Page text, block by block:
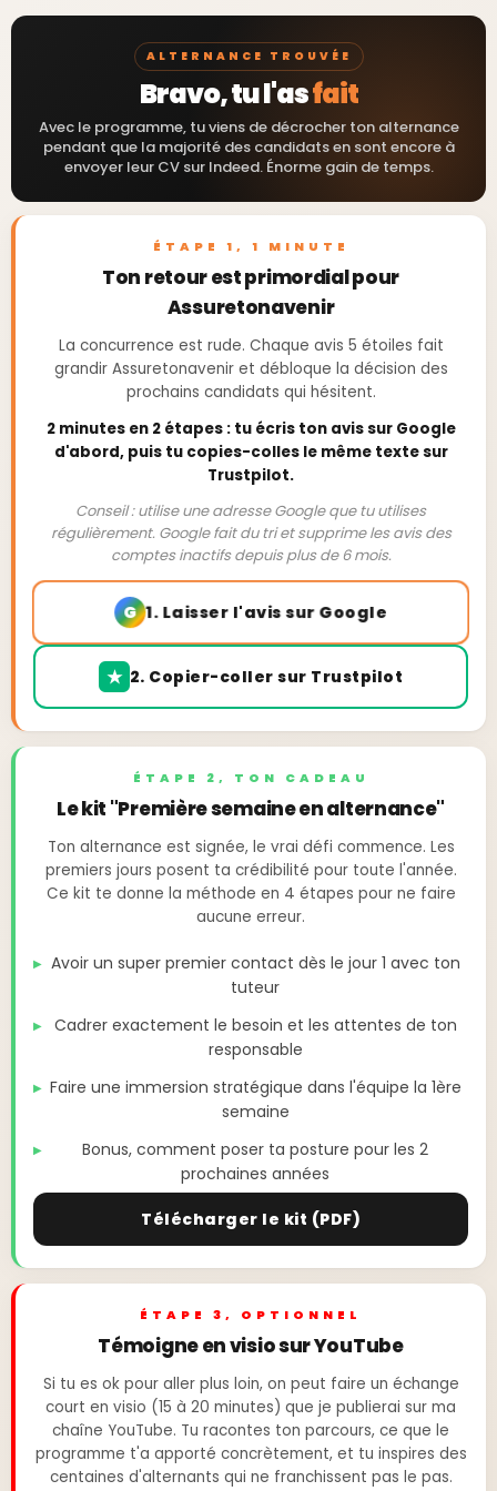
ALTERNANCE TROUVÉE
Bravo, tu l'asfait
Avec le programme, tu viens de décrocher ton alternance
pendant que la majorité des candidats en sont encore à
envoyer leur CV sur Indeed. Énorme gain de temps.
ÉTAPE 1, 1 MINUTE
Ton retour est primordial pour
Assuretonavenir
La concurrence est rude. Chaque avis 5 étoiles fait
grandir Assuretonavenir et débloque la décision des
prochains candidats qui hésitent.
2 minutes en 2 étapes : tu écris ton avis sur Google
d'abord, puis tu copies-colles le même texte sur
Trustpilot.
Conseil : utilise une adresse Google que tu utilises
régulièrement. Google fait du tri et supprime les avis des
comptes inactifs depuis plus de 6 mois.
1. Laisser l'avis sur Google
2. Copier-coller sur Trustpilot
ÉTAPE 2, TON CADEAU
Le kit "Première semaine en alternance"
Ton alternance est signée, le vrai défi commence. Les
premiers jours posent ta crédibilité pour toute l'année.
Ce kit te donne la méthode en 4 étapes pour ne faire
aucune erreur.
Avoir un super premier contact dès le jour 1 avec ton
tuteur
Cadrer exactement le besoin et les attentes de ton
responsable
Faire une immersion stratégique dans l'équipe la 1ère
semaine
Bonus, comment poser ta posture pour les 2
prochaines années
Télécharger le kit (PDF)
ÉTAPE 3, OPTIONNEL
Témoigne en visio sur YouTube
Si tu es ok pour aller plus loin, on peut faire un échange
court en visio (15 à 20 minutes) que je publierai sur ma
chaîne YouTube. Tu racontes ton parcours, ce que le
programme t'a apporté concrètement, et tu inspires des
centaines d'alternants qui ne franchissent pas le pas.